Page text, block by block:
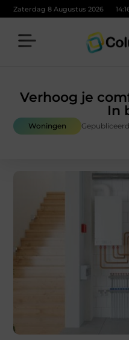
Zaterdag 8 Augustus 2026
Verhoog je
In
Woningen